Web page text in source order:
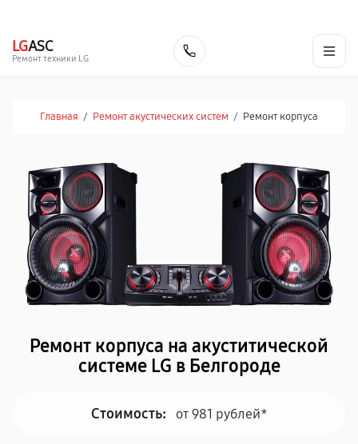
LGASC
Ремонт техники LG
Главная / Ремонт акустических систем / Ремонт корпуса
Ремонт корпуса на акуститической
системе LG в Белгороде
Стоимость: от 981 рублей*